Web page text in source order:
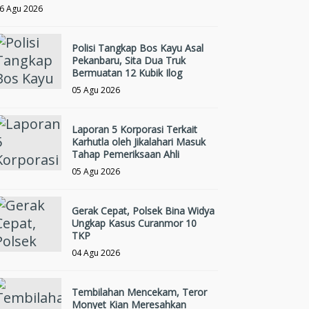
Agu 2026
Polisi Tangkap Bos Kayu Asal
Pekanbaru, Sita Dua Truk
Bermuatan 12 Kubik Ilog
05 Agu 2026
Laporan 5 Korporasi Terkait
Karhutla oleh Jikalahari Masuk
Tahap Pemeriksaan Ahli
05 Agu 2026
Gerak Cepat, Polsek Bina Widya
Ungkap Kasus Curanmor 10
TKP
04 Agu 2026
Tembilahan Mencekam, Teror
Monyet Kian Meresahkan